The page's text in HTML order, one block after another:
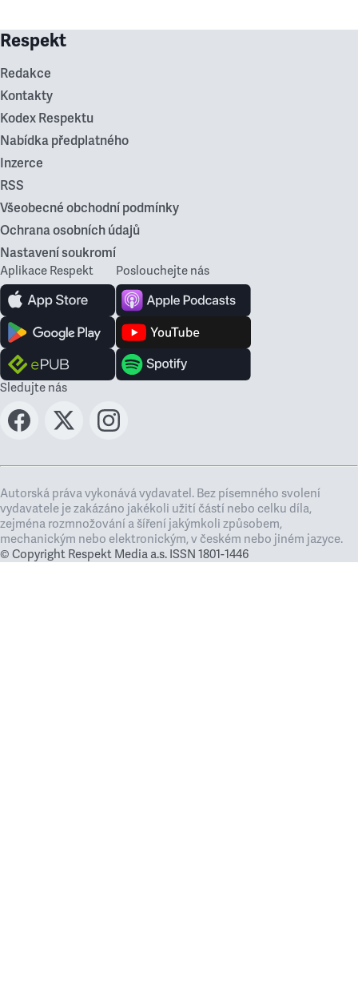
Respekt
Redakce
Kontakty
Kodex Respektu
Nabídka předplatného
Inzerce
RSS
Všeobecné obchodní podmínky
Ochrana osobních údajů
Nastavení soukromí
Aplikace Respekt Poslouchejte nás
Sledujte nás
Autorská práva vykonává vydavatel. Bez písemného svolení
vydavatele je zakázáno jakékoli užití částí nebo celku díla,
zejména rozmnožování a šíření jakýmkoli způsobem,
mechanickým nebo elektronickým, v českém nebo jiném jazyce.
© Copyright Respekt Media a.s. ISSN 1801-1446